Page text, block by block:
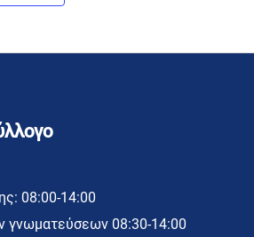
08:00-14:00
γνωματεύσεων 08:30-14:00